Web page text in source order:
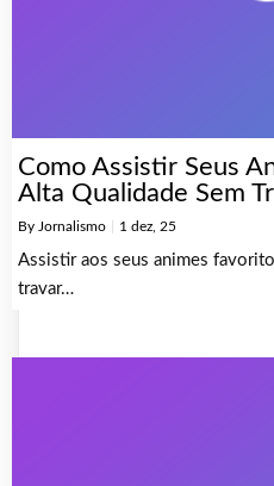
Como Assistir Seus
Alta Qualidade Sem
By Jornalismo 1 dez, 25
Assistir aos seus animes
travar…